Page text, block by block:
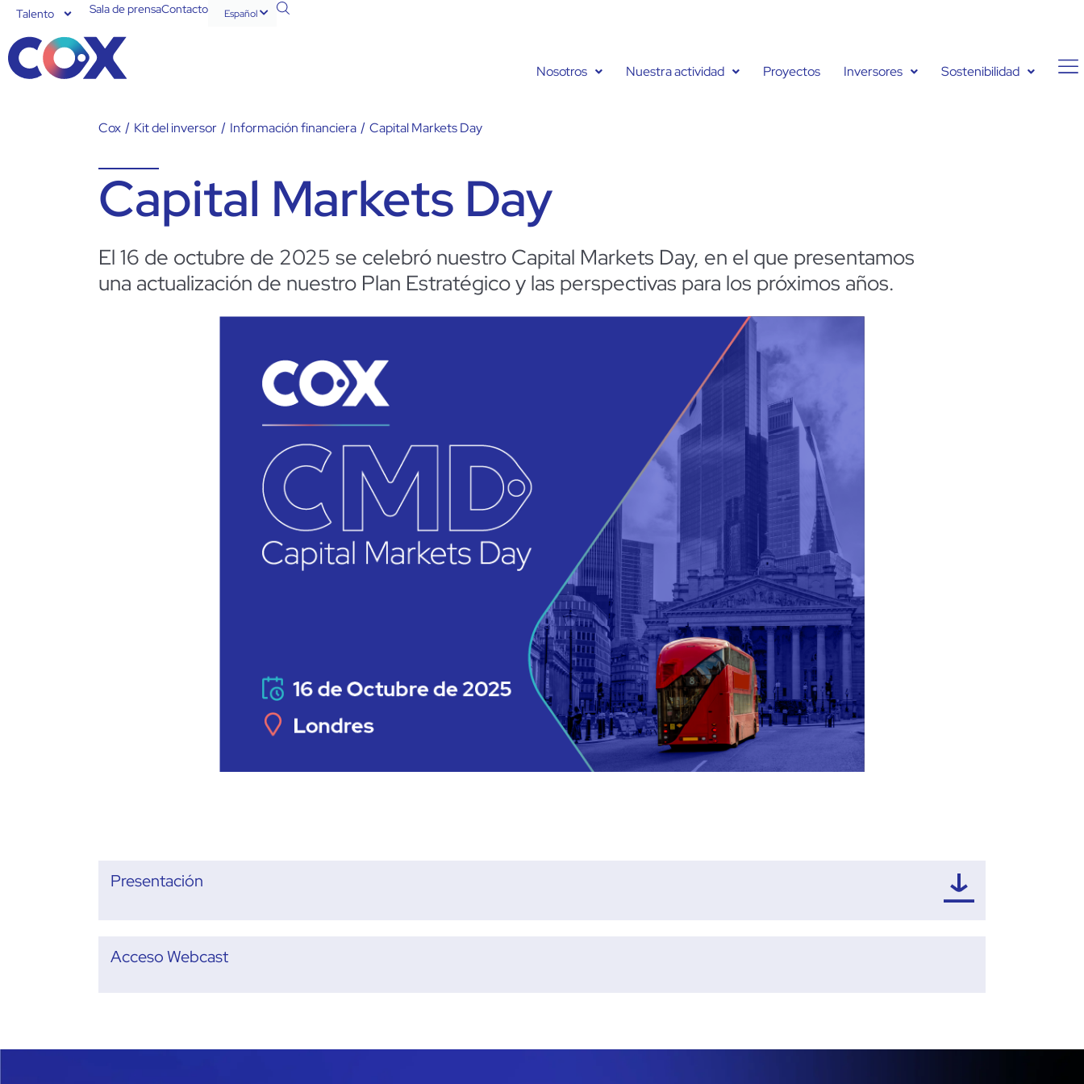
Talento Sala de prensaContacto Español
English
Nosotros Nuestra actividad Proyectos Inversores Sostenibilidad
Cox / Kit del inversor / Información financiera / Capital Markets Day
Capital Markets Day
El 16 de octubre de 2025 se celebró nuestro Capital Markets Day, en el que presentamos
una actualización de nuestro Plan Estratégico y las perspectivas para los próximos años.
Presentación
Acceso Webcast